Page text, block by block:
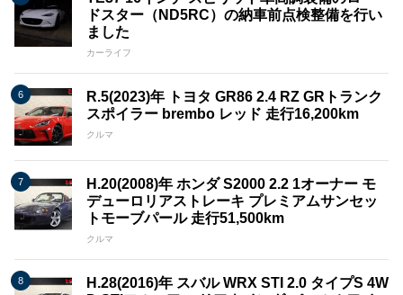
ドスター（ND5RC）の納車前点検整備を行い
ました
カーライフ
R.5(2023)年 トヨタ GR86 2.4 RZ GRトランク
スポイラー brembo レッド 走行16,200km
クルマ
H.20(2008)年 ホンダ S2000 2.2 1オーナー モ
デューロリアストレーキ プレミアムサンセッ
トモーブパール 走行51,500km
クルマ
H.28(2016)年 スバル WRX STI 2.0 タイプS 4W